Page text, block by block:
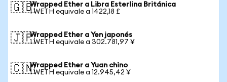
🇬🇧Wrapped Ether a Libra Esterlina Británica
1 WETH equivale a 1422,18 £
🇯🇵Wrapped Ether a Yen japonés
1 WETH equivale a 302.781,97 ¥
🇨🇳Wrapped Ether a Yuan chino
1 WETH equivale a 12.945,42 ¥